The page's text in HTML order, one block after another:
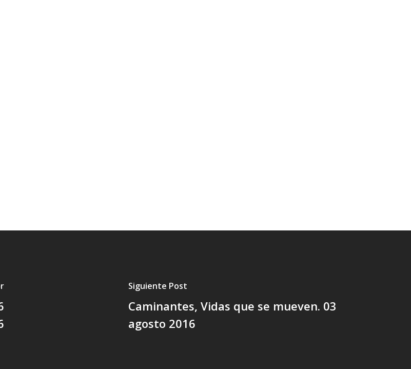
Siguiente Post
Caminantes, Vidas que se mueven. 03
agosto 2016